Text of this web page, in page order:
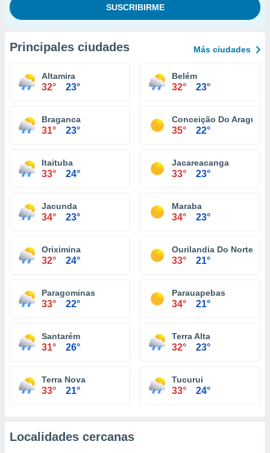
Principales ciudades Más ciudades
Altamira
32° 23°
Belém
32° 23°
Braganca
31° 23°
Conceição Do Araguaia
35° 22°
Itaituba
33° 24°
Jacareacanga
33° 23°
Jacunda
34° 23°
Maraba
34° 23°
Oriximina
32° 24°
Ourilandia Do Norte
33° 21°
Paragominas
33° 22°
Parauapebas
34° 21°
Santarém
31° 26°
Terra Alta
32° 23°
Terra Nova
33° 21°
Tucurui
33° 24°
Localidades cercanas